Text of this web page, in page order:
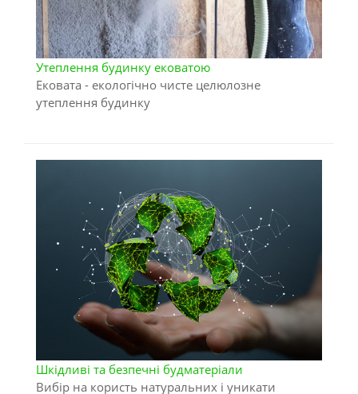
Утеплення будинку ековатою
Ековата - екологічно чисте целюлозне
утеплення будинку
Шкідливі та безпечні будматеріали
Вибір на користь натуральних і уникати